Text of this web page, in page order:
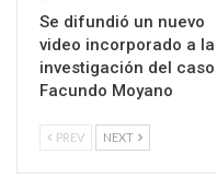
Se difundió un nuevo
video incorporado a la
investigación del caso
Facundo Moyano
PREV NEXT